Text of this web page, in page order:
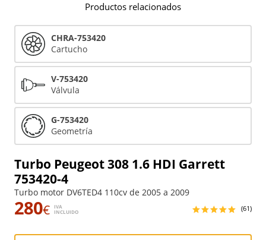
Turbo Peugeot 308 1.6 HDI Garrett
753420-4
Turbo motor DV6TED4 110cv de 2005 a 2009
280€
IVA
INCLUIDO
(61)
Productos relacionados
CHRA-753420
Cartucho
V-753420
Válvula
G-753420
Geometría